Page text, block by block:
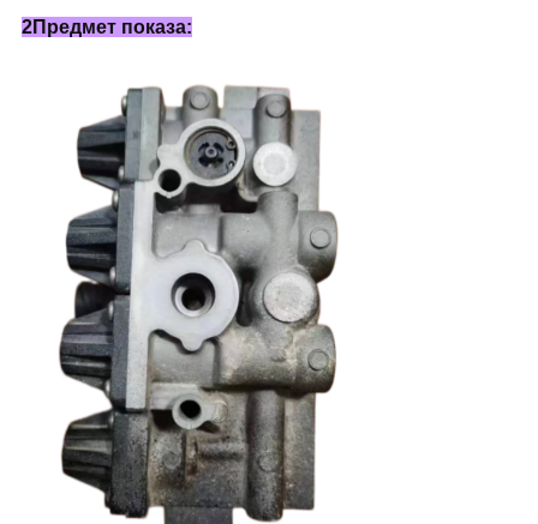
2Предмет показа: